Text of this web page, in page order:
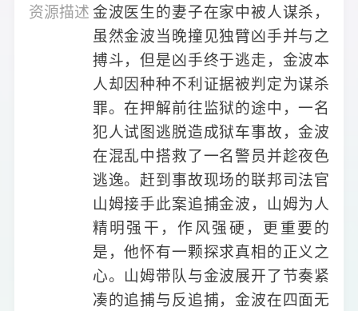
资源描述金波医生的妻子在家中被人谋杀，
虽然金波当晚撞见独臂凶手并与之
搏斗，但是凶手终于逃走，金波本
人却因种种不利证据被判定为谋杀
罪。在押解前往监狱的途中，一名
犯人试图逃脱造成狱车事故，金波
在混乱中搭救了一名警员并趁夜色
逃逸。赶到事故现场的联邦司法官
山姆接手此案追捕金波，山姆为人
精明强干，作风强硬，更重要的
是，他怀有一颗探求真相的正义之
心。山姆带队与金波展开了节奏紧
凑的追捕与反追捕，金波在四面无